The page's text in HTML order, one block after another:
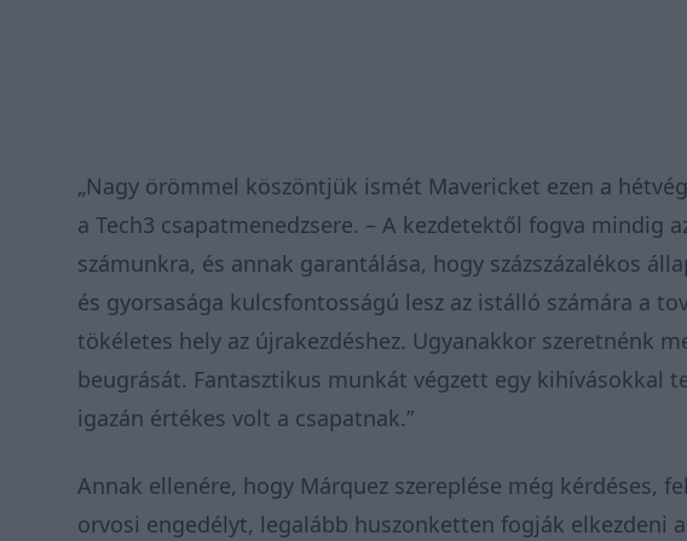
„Nagy örömmel köszöntjük ismét Mavericket ezen a
a Tech3 csapatmenedzsere. – A kezdetektől fogva mindig
számunkra, és annak garantálása, hogy százszázalékos
és gyorsasága kulcsfontosságú lesz az istálló számára a
tökéletes hely az újrakezdéshez. Ugyanakkor szeretnénk
beugrását. Fantasztikus munkát végzett egy kihívásokkal
igazán értékes volt a csapatnak.”
Annak ellenére, hogy Márquez szereplése még kérdéses,
orvosi engedélyt, legalább huszonketten fogják elkezdeni